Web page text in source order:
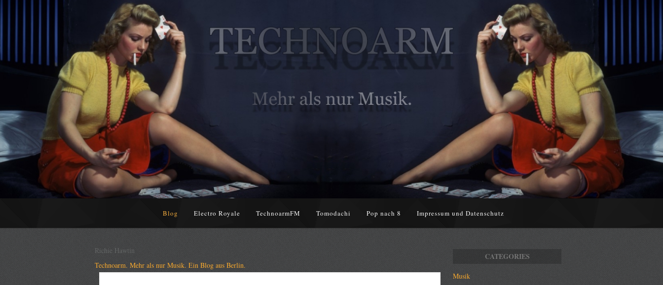
Blog Electro Royale TechnoarmFM Tomodachi Pop nach 8 Impressum und Datenschutz
Richie Hawtin
Technoarm. Mehr als nur Musik. Ein Blog aus Berlin.
Musik